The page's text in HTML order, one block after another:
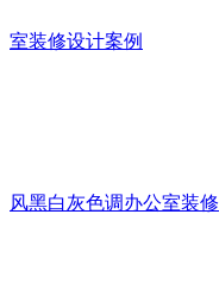
室装修设计案例
风黑白灰色调办公室装修